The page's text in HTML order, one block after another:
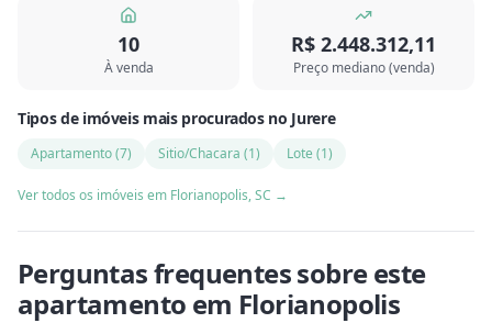
10
À venda
R$ 2.448.312,11
Preço mediano (venda)
Tipos de imóveis mais procurados no Jurere
Apartamento(7) Sitio/Chacara (1) Lote (1)
Ver todos os imóveis em Florianopolis,SC →
Perguntas frequentes sobre este
apartamento em Florianopolis